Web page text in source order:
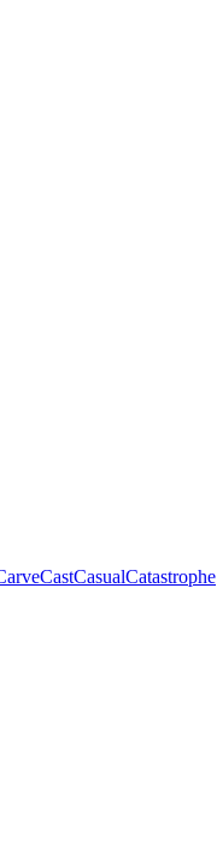
CastCasualCatastrophe